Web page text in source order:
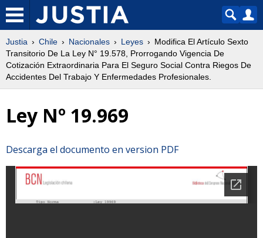
Justia Chile Nacionales Leyes
Modifica El Artículo Sexto
Transitorio De La Ley N° 19.578, Prorrogando Vigencia De
Cotización Extraordinaria Para El Seguro Social Contra Riegos De
Accidentes Del Trabajo Y Enfermedades Profesionales.
Ley Nº 19.969
Descarga el documento en version PDF